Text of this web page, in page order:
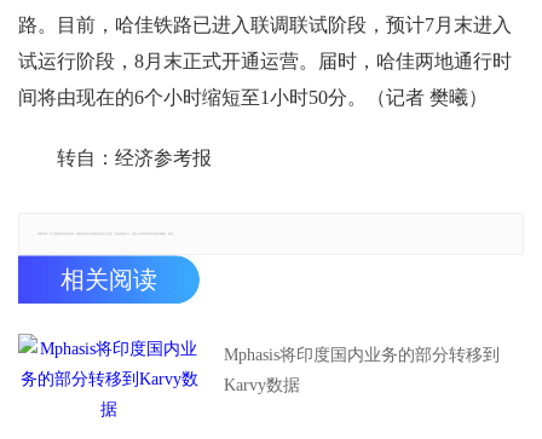
路。目前，哈佳铁路已进入联调联试阶段，预计7月末进入
试运行阶段，8月末正式开通运营。届时，哈佳两地通行时
间将由现在的6个小时缩短至1小时50分。（记者 樊曦）
转自：经济参考报
相关阅读
Mphasis将印度国内业务的部分转移到
Karvy数据